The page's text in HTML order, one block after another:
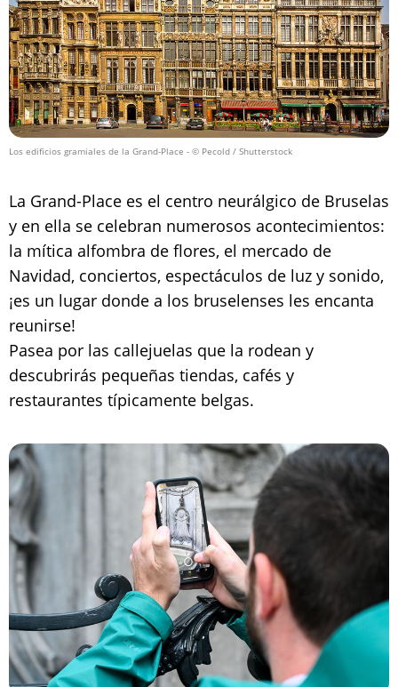
Los edificios gramiales de la Grand-Place - © Pecold / Shutterstock
La Grand-Place es el centro neurálgico de Bruselas
y en ella se celebran numerosos acontecimientos:
la mítica alfombra de flores, el mercado de
Navidad, conciertos, espectáculos de luz y sonido,
¡es un lugar donde a los bruselenses les encanta
reunirse!
Pasea por las callejuelas que la rodean y
descubrirás pequeñas tiendas, cafés y
restaurantes típicamente belgas.